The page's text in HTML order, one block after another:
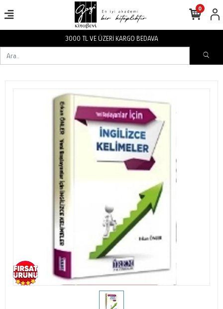
3000 TL VE ÜZERİ KARGO BEDAVA
0